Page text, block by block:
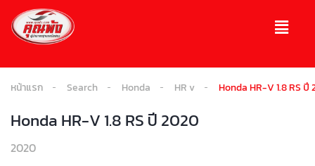
หน้าแรก Search Honda HR v Honda HR-V 1.8 RS ปี
Honda HR-V 1.8 RS ปี 2020
2020